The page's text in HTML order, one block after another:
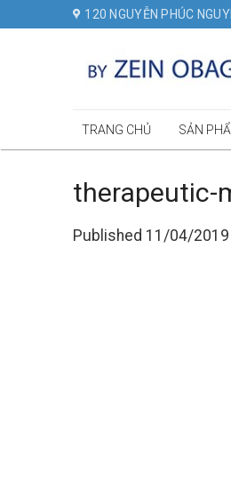
120 NGUYỄN PHÚC
TRANG CHỦ SẢN
therapeutic-
Published 11/04/2019